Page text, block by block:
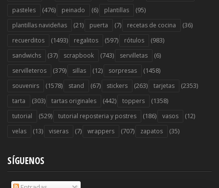
pasteles (476) peinado (6) plantillas (95)
plantillas navideñas (21) puerta (7) recetas de cocina (36)
recuerditos (1493) regalitos (597) rótulos (983)
sandwichs (37) scrapbook (743) servilletas (6)
servilleteros (379) sillas (12) sorpresas (1458)
souvenirs (1578) stand (67) stickers (263) tarjetas (2353)
tarta (303) tartas originales (442) toppers (1358)
tutorial (529) tutorial reposteria y postres (186) vasos (12)
velas (13) viseras (7) wrappers (707) zapatos (35)
SÍGUENOS